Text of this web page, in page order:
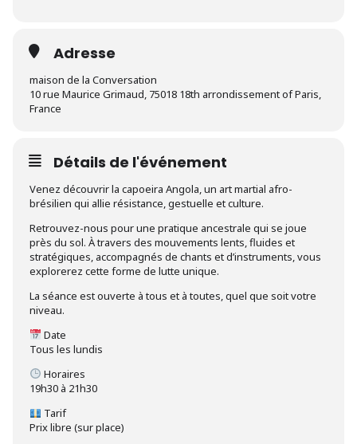
Adresse
maison de la Conversation
10 rue Maurice Grimaud, 75018 18th arrondissement of Paris,
France
Détails de l'événement
Venez découvrir la capoeira Angola, un art martial afro-
brésilien qui allie résistance, gestuelle et culture.
Retrouvez-nous pour une pratique ancestrale qui se joue
près du sol. À travers des mouvements lents, fluides et
stratégiques, accompagnés de chants et d’instruments, vous
explorerez cette forme de lutte unique.
La séance est ouverte à tous et à toutes, quel que soit votre
niveau.
Date
Tous les lundis
Horaires
19h30 à 21h30
Tarif
Prix libre (sur place)